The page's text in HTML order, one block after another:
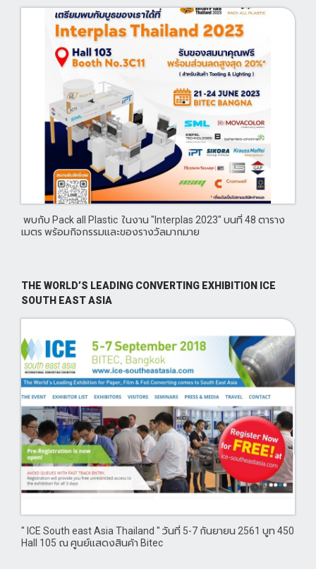
พบกับ Pack all Plastic ในงาน "Interplas 2023" บนที่ 48 ตาราง
เมตร พร้อมกิจกรรมและของรางวัลมากมาย
THE WORLD’S LEADING CONVERTING EXHIBITION ICE
SOUTH EAST ASIA
" ICE South east Asia Thailand " วันที่ 5-7 กันยายน 2561 บูท 450
Hall 105 ณ ศูนย์แสดงสินค้า Bitec